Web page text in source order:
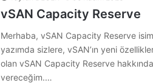
vSAN Capacity Reserve
Merhaba, vSAN Capacity Reserve
yazımda sizlere, vSAN’ın yeni
olan vSAN Capacity Reserve
vereceğim.…